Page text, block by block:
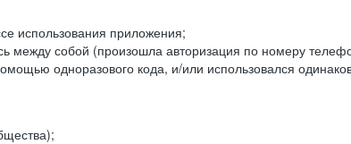
использования приложения;
между собой (произошла авторизация по номеру
одноразового кода, и/или использовался